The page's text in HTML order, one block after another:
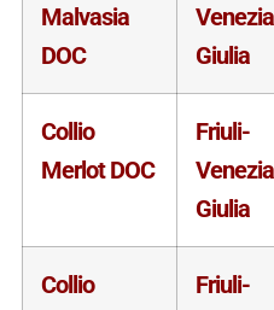
Malvasia
DOC
Venezia
Giulia
Collio
Merlot DOC
Friuli-
Venezia
Giulia
Collio
Friuli-